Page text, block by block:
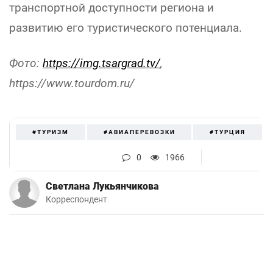
транспортной доступности региона и
развитию его туристического потенциала.
Фото: https://img.tsargrad.tv/,
https://www.tourdom.ru/
#ТУРИЗМ #АВИАПЕРЕВОЗКИ #ТУРЦИЯ
0 1966
Светлана Лукьянчикова
Корреспондент